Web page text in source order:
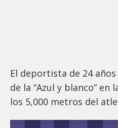
El deportista de 24
de la “Azul y blanco” en
los 5,000 metros del